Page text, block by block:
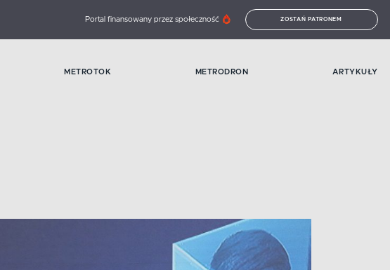
Portal finansowany przez społeczność ZOSTAŃ PATRONEM
METROTOK METRODRON ARTYKUŁY